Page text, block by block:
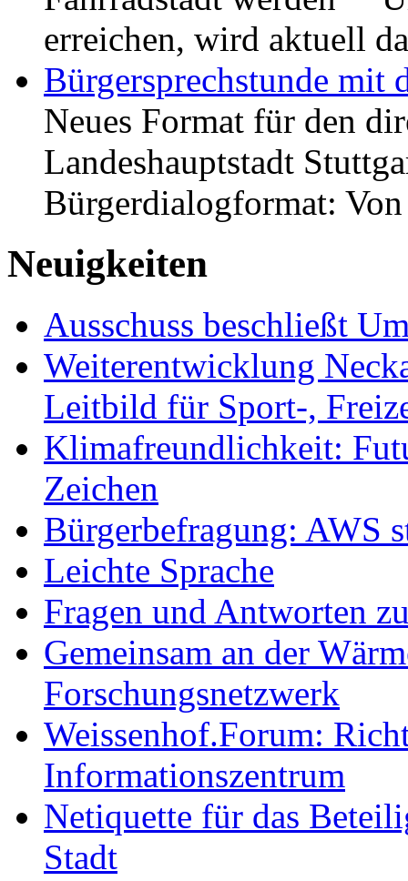
erreichen, wird aktuell
Bürgersprechstunde mit
Neues Format für den
Landeshauptstadt
Bürgerdialogformat:
Neuigkeiten
Ausschuss beschließt
Weiterentwicklung
Leitbild für Sport-,
Klimafreundlichkeit:
Zeichen
Bürgerbefragung: AWS
Leichte Sprache
Fragen und Antworten
Gemeinsam an der
Forschungsnetzwerk
Weissenhof.Forum:
Informationszentrum
Netiquette für das
Stadt